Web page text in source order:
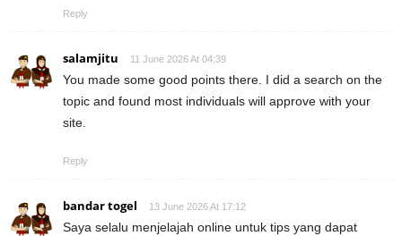
Reply
salamjitu 11 June 2026 At 04:39
You made some good points there. I did a search on the
topic and found most individuals will approve with your
site.
Reply
bandar togel 13 June 2026 At 17:12
Saya selalu menjelajah online untuk tips yang dapat